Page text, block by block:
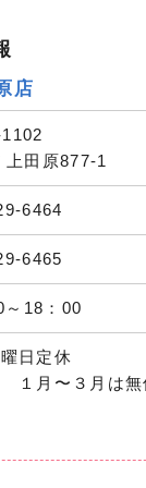
店
上田原877-1
6464
6465
～18：00
日定休
１月〜３月は無